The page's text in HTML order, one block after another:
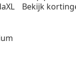
Bekijk